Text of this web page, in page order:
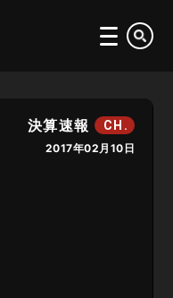
決算速報 CH.
2017年02月10日